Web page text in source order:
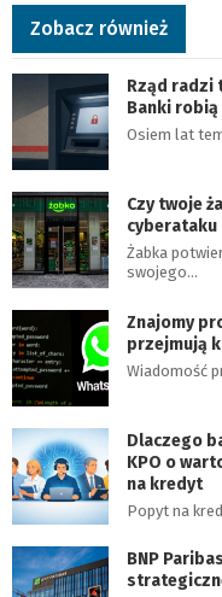
Zobacz również
Rząd radzi
Banki
Osiem lat
Czy twoje
cyberataku
Żabka
swojego…
Znajomy
przejmują
Wiadomość
Dlaczego
KPO o
na kredyt
Popyt na
BNP